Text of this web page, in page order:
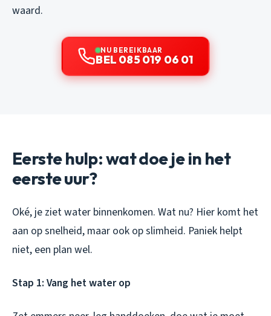
waard.
NU BEREIKBAAR
BEL 085 019 06 01
Eerste hulp: wat doe je in het
eerste uur?
Oké, je ziet water binnenkomen. Wat nu? Hier komt het
aan op snelheid, maar ook op slimheid. Paniek helpt
niet, een plan wel.
Stap 1: Vang het water op